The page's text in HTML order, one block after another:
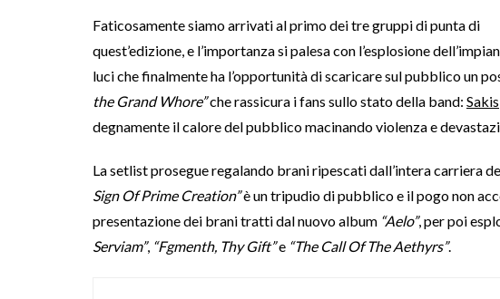
Faticosamente siamo arrivati al primo dei tre gruppi di punta di
quest’edizione, e l’importanza si palesa con l’esplosione
luci che finalmente ha l’opportunità di scaricare sul pubblico un
the Grand Whore”che rassicura i fans sullo stato della band: Sakis
degnamente il calore del pubblico macinando violenza e
La setlist prosegue regalando brani ripescati dall’intera carriera
Sign Of Prime Creation”è un tripudio di pubblico e il pogo non
presentazione dei brani tratti dal nuovo album “Aelo”, per poi
Serviam”, “Fgmenth, Thy Gift”e “The Call Of The Aethyrs”.